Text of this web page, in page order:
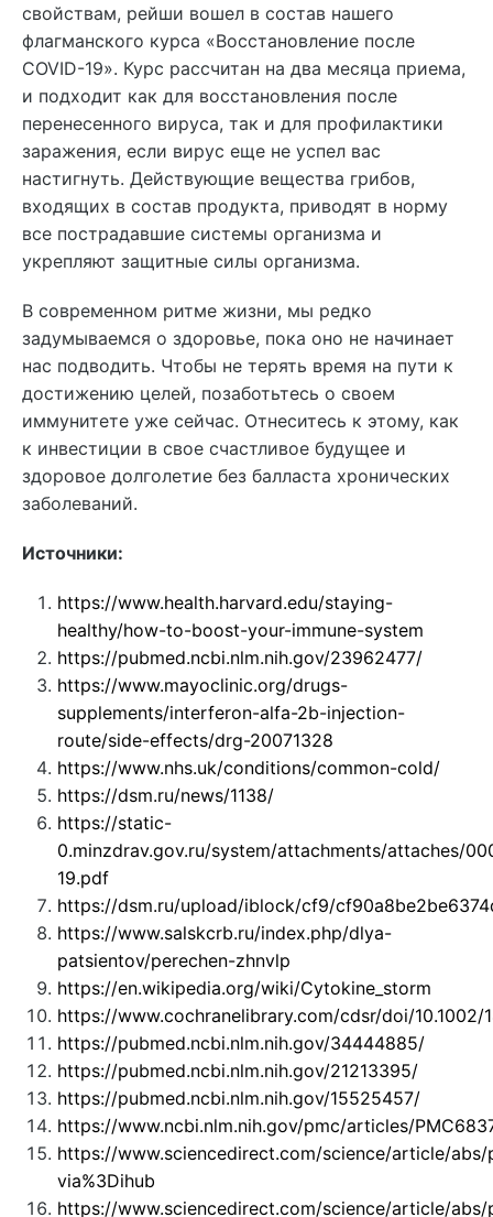
свойствам, рейши вошел в состав нашего
флагманского курса «Восстановление после
COVID-19». Курс рассчитан на два месяца приема,
и подходит как для восстановления после
перенесенного вируса, так и для профилактики
заражения, если вирус еще не успел вас
настигнуть. Действующие вещества грибов,
входящих в состав продукта, приводят в норму
все пострадавшие системы организма и
укрепляют защитные силы организма.
В современном ритме жизни, мы редко
задумываемся о здоровье, пока оно не начинает
нас подводить. Чтобы не терять время на пути к
достижению целей, позаботьтесь о своем
иммунитете уже сейчас. Отнеситесь к этому, как
к инвестиции в свое счастливое будущее и
здоровое долголетие без балласта хронических
заболеваний.
Источники:
https://www.health.harvard.edu/staying-
healthy/how-to-boost-your-immune-system
https://pubmed.ncbi.nlm.nih.gov/23962477/
https://www.mayoclinic.org/drugs-
supplements/interferon-alfa-2b-injection-
route/side-effects/drg-20071328
https://www.nhs.uk/conditions/common-cold/
https://dsm.ru/news/1138/
https://static-
0.minzdrav.gov.ru/system/attachments/attaches/
19.pdf
https://dsm.ru/upload/iblock/cf9/
https://www.salskcrb.ru/index.php/dlya-
patsientov/perechen-zhnvlp
https://en.wikipedia.org/wiki/Cytokine_storm
https://www.cochranelibrary.com/cdsr/doi/
https://pubmed.ncbi.nlm.nih.gov/34444885/
https://pubmed.ncbi.nlm.nih.gov/21213395/
https://pubmed.ncbi.nlm.nih.gov/15525457/
https://www.ncbi.nlm.nih.gov/pmc/articles/
https://www.sciencedirect.com/science/article/abs/
via%3Dihub
https://www.sciencedirect.com/science/article/